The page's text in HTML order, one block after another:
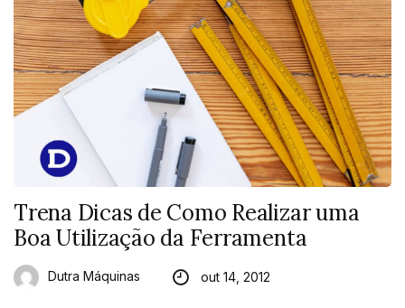
Trena Dicas de Como Realizar uma
Boa Utilização da Ferramenta
Dutra Máquinas out 14, 2012